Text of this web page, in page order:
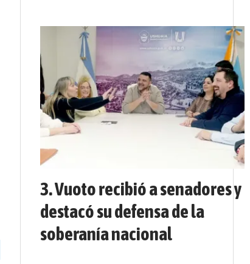
Vuoto recibió a senadores y
destacó su defensa de la
soberanía nacional